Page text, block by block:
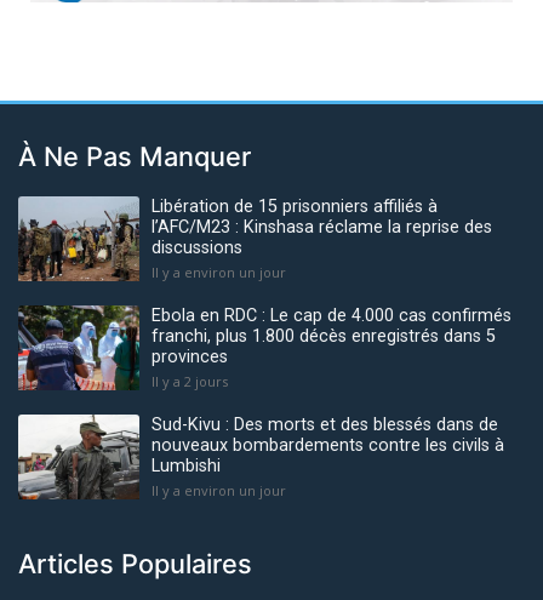
À Ne Pas Manquer
Libération de 15 prisonniers affiliés à
l’AFC/M23 : Kinshasa réclame la reprise des
discussions
Il y a environ un jour
Ebola en RDC : Le cap de 4.000 cas confirmés
franchi, plus 1.800 décès enregistrés dans 5
provinces
Il y a 2 jours
Sud-Kivu : Des morts et des blessés dans de
nouveaux bombardements contre les civils à
Lumbishi
Il y a environ un jour
Articles Populaires